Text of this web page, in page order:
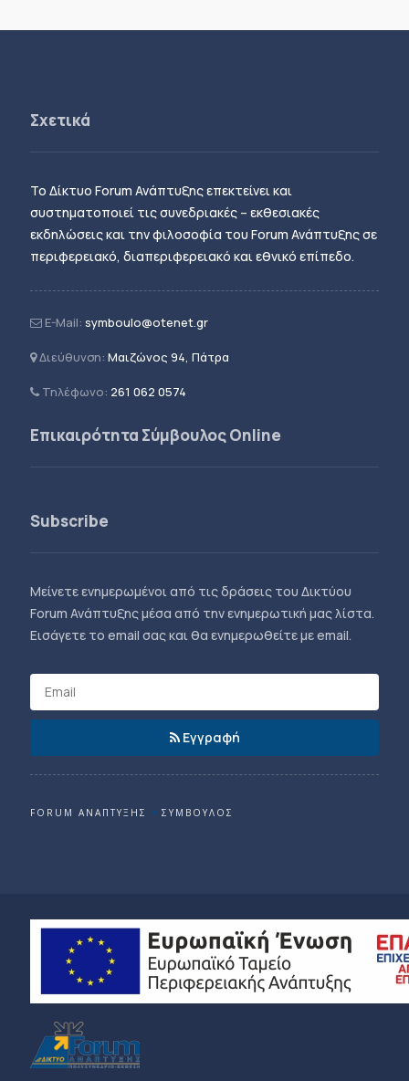
Σχετικά
Το Δίκτυο Forum Ανάπτυξης επεκτείνει και
συστηματοποιεί τις συνεδριακές – εκθεσιακές
εκδηλώσεις και την φιλοσοφία του Forum Ανάπτυξης σε
περιφερειακό, διαπεριφερειακό και εθνικό επίπεδο.
E-Mail: symboulo@otenet.gr
Διεύθυνση: Μαιζώνος 94, Πάτρα
Τηλέφωνο: 261 062 0574
Επικαιρότητα Σύμβουλος Online
Subscribe
Μείνετε ενημερωμένοι από τις δράσεις του Δικτύου
Forum Ανάπτυξης μέσα από την ενημερωτική μας λίστα.
Εισάγετε το email σας και θα ενημερωθείτε με email.
Εγγραφή
FORUM ΑΝΑΠΤΥΞΗΣ ΣΥΜΒΟΥΛΟΣ